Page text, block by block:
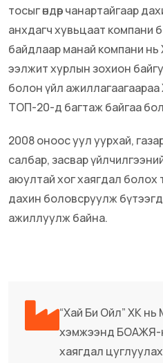
тосыг өндөр чанартайгаар
анхдагч хувьцаат компани
байдлаар манай компани
ээлжит хурлын зохион
болон үйл ажиллагаагаараа
ТОП-20-д багтаж байгаа
2008 оноос уул уурхай,
салбар, засвар
аюултай хог хаягдал болох
дахин боловсруулж
ажиллуулж байна.
“Хай Би Ойл” ХК
хэмжээнд БОАЖЯ-
хаягдал